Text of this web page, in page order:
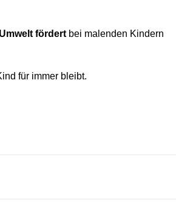
fördert bei malenden Kindern
für immer bleibt.